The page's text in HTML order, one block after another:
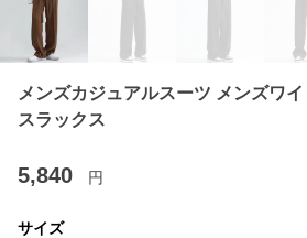
メンズカジュアルスーツ メンズワ
スラックス
5,840 円
サイズ